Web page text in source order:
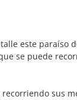
este paraíso
se puede
sus